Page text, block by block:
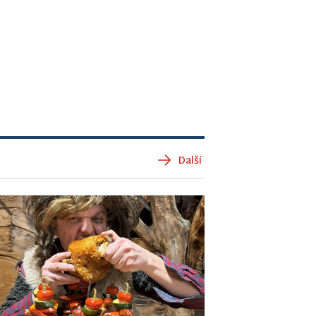
Další